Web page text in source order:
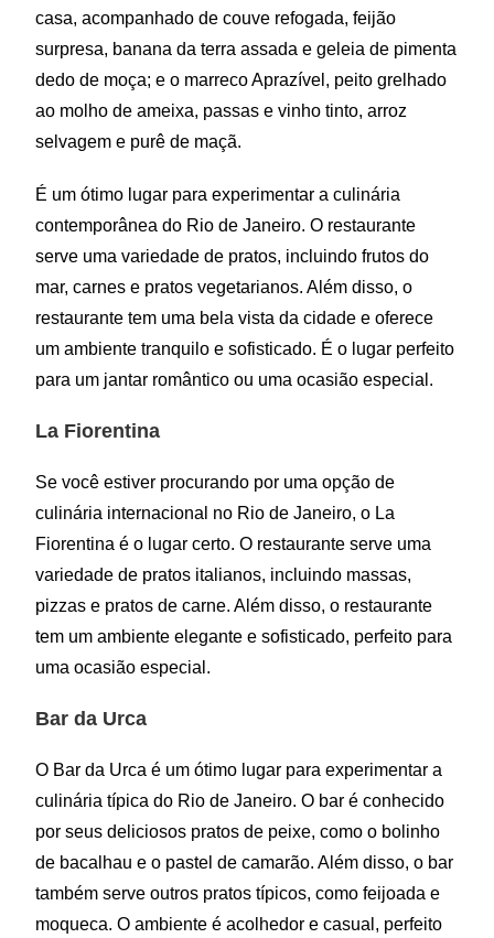
casa, acompanhado de couve refogada, feijão
surpresa, banana da terra assada e geleia de pimenta
dedo de moça; e o marreco Aprazível, peito grelhado
ao molho de ameixa, passas e vinho tinto, arroz
selvagem e purê de maçã.
É um ótimo lugar para experimentar a culinária
contemporânea do Rio de Janeiro. O restaurante
serve uma variedade de pratos, incluindo frutos do
mar, carnes e pratos vegetarianos. Além disso, o
restaurante tem uma bela vista da cidade e oferece
um ambiente tranquilo e sofisticado. É o lugar perfeito
para um jantar romântico ou uma ocasião especial.
La Fiorentina
Se você estiver procurando por uma opção de
culinária internacional no Rio de Janeiro, o La
Fiorentina é o lugar certo. O restaurante serve uma
variedade de pratos italianos, incluindo massas,
pizzas e pratos de carne. Além disso, o restaurante
tem um ambiente elegante e sofisticado, perfeito para
uma ocasião especial.
Bar da Urca
O Bar da Urca é um ótimo lugar para experimentar a
culinária típica do Rio de Janeiro. O bar é conhecido
por seus deliciosos pratos de peixe, como o bolinho
de bacalhau e o pastel de camarão. Além disso, o bar
também serve outros pratos típicos, como feijoada e
moqueca. O ambiente é acolhedor e casual, perfeito